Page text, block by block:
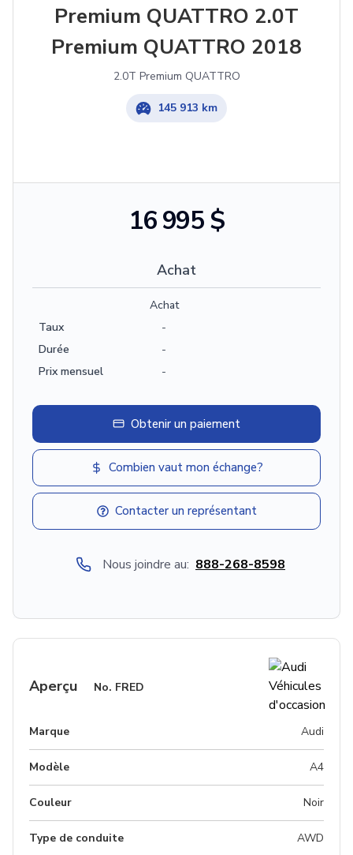
Premium QUATTRO 2.0T
Premium QUATTRO 2018
2.0T Premium QUATTRO
145 913 km
16 995 $
Achat
Achat
Taux
-
Durée
-
Prix mensuel
-
Obtenir un paiement
Combien vaut mon échange?
Contacter un représentant
Nous joindre au: 888-268-8598
Aperçu No. FRED
Marque Audi
Modèle A4
Couleur Noir
Type de conduite AWD